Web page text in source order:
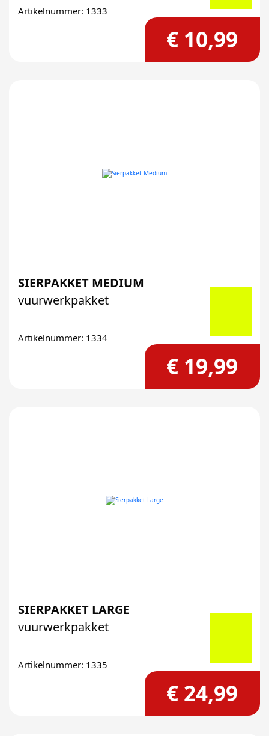
Artikelnummer: 1333
€ 10,99
SIERPAKKET MEDIUM
vuurwerkpakket
Artikelnummer: 1334
€ 19,99
SIERPAKKET LARGE
vuurwerkpakket
Artikelnummer: 1335
€ 24,99